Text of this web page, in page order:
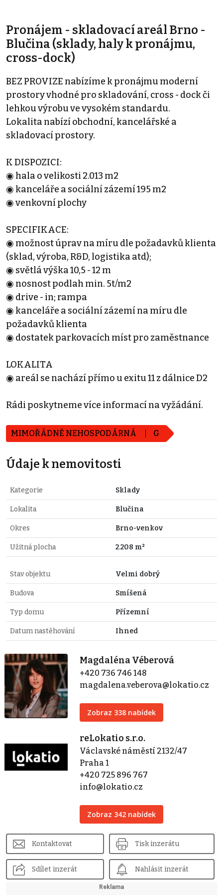
Pronájem - skladovací areál Brno -
Blučina (sklady, haly k pronájmu,
cross-dock)
BEZ PROVIZE nabízíme k pronájmu moderní
prostory vhodné pro skladování, cross - dock či
lehkou výrobu ve vysokém standardu.
Lokalita nabízí obchodní, kancelářské a
skladovací prostory.
K DISPOZICI:
◉ hala o velikosti 2.013 m2
◉ kanceláře a sociální zázemí 195 m2
◉ venkovní plochy
SPECIFIKACE:
◉ možnost úprav na míru dle požadavků klienta
(sklad, výroba, R&D, logistika atd);
◉ světlá výška 10,5 - 12 m
◉ nosnost podlah min. 5t/m2
◉ drive - in; rampa
◉ kanceláře a sociální zázemí na míru dle
požadavků klienta
◉ dostatek parkovacích míst pro zaměstnance
LOKALITA
◉ areál se nachází přímo u exitu 11 z dálnice D2
Rádi poskytneme více informací na vyžádání.
MIMOŘÁDNĚ NEHOSPODÁRNÁ G
Údaje k nemovitosti
Kategorie Sklady
Lokalita Blučina
Okres Brno-venkov
Užitná plocha 2.208 m²
Stav objektu Velmi dobrý
Budova Smíšená
Typ domu Přízemní
Datum nastěhování Ihned
Magdaléna Véberová
+420 736 746 148
magdalena.veberova@lokatio.cz
Zobraz 338 nabídek
reLokatio s.r.o.
Václavské náměstí 2132/47
Praha 1
+420 725 896 767
info@lokatio.cz
Zobraz 342 nabídek
Kontaktovat Tisk inzerátu
Sdílet inzerát Nahlásit inzerát